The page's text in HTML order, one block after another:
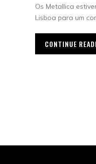
Os Metallica
Lisboa para um
CONTINUE